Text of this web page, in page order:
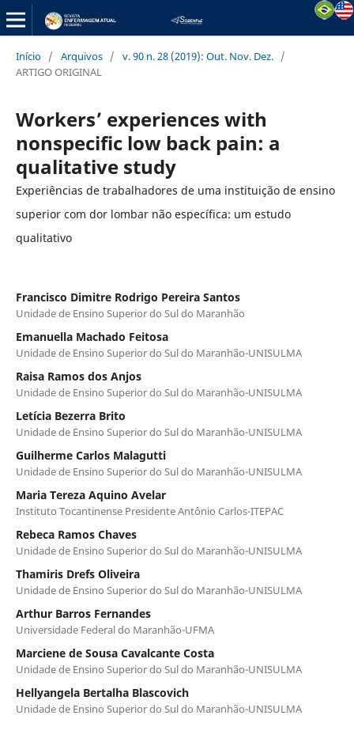
Início / Arquivos / v. 90 n. 28 (2019): Out. Nov. Dez. /
ARTIGO ORIGINAL
Workers’ experiences with
nonspecific low back pain: a
qualitative study
Experiências de trabalhadores de uma instituição de ensino
superior com dor lombar não específica: um estudo
qualitativo
Francisco Dimitre Rodrigo Pereira Santos
Unidade de Ensino Superior do Sul do Maranhão
Emanuella Machado Feitosa
Unidade de Ensino Superior do Sul do Maranhão-UNISULMA
Raisa Ramos dos Anjos
Unidade de Ensino Superior do Sul do Maranhão-UNISULMA
Letícia Bezerra Brito
Unidade de Ensino Superior do Sul do Maranhão-UNISULMA
Guilherme Carlos Malagutti
Unidade de Ensino Superior do Sul do Maranhão-UNISULMA
Maria Tereza Aquino Avelar
Instituto Tocantinense Presidente Antônio Carlos-ITEPAC
Rebeca Ramos Chaves
Unidade de Ensino Superior do Sul do Maranhão-UNISULMA
Thamiris Drefs Oliveira
Unidade de Ensino Superior do Sul do Maranhão-UNISULMA
Arthur Barros Fernandes
Universidade Federal do Maranhão-UFMA
Marciene de Sousa Cavalcante Costa
Unidade de Ensino Superior do Sul do Maranhão-UNISULMA
Hellyangela Bertalha Blascovich
Unidade de Ensino Superior do Sul do Maranhão-UNISULMA